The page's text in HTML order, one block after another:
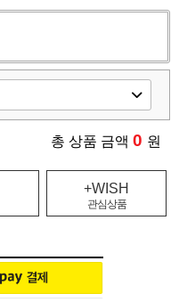
총 상품 금액 0 원
+WISH
관심상품